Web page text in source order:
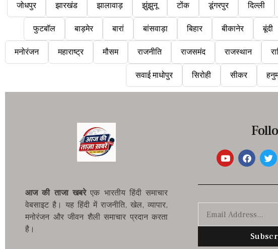
जोधपुर झारखंड झालावाड़ झुंझुनू टोंक डूंगरपुर दिल्ली
फुटबॉल बाड़मेर बारां बांसवाड़ा बिहार बीकानेर बूंदी
मनोरंजन महाराष्ट्र मौसम राजनीति राजसमंद राजस्थान
सवाई माधोपुर सिरोही सीकर
आज की ताजा खबरेएक भारतीय हिंदी समाचार
वेबसाइट है। यह हिंदी में राजनीति, खेल, व्यापार,
मनोरंजन और जीवन शैली समाचार प्रदान करता
है।